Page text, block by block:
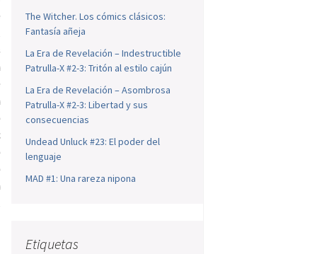
The Witcher. Los cómics clásicos:
Fantasía añeja
La Era de Revelación – Indestructible
Patrulla-X #2-3: Tritón al estilo cajún
La Era de Revelación – Asombrosa
Patrulla-X #2-3: Libertad y sus
consecuencias
Undead Unluck #23: El poder del
lenguaje
MAD #1: Una rareza nipona
Etiquetas